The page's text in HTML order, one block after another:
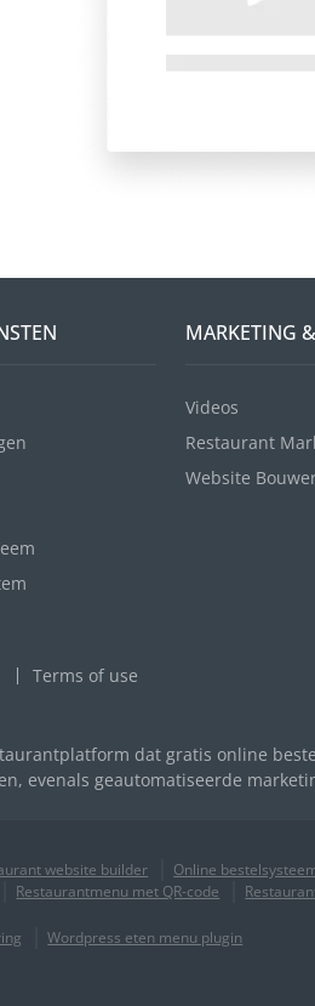
MARKETING
Videos
Restaurant
Website
Terms of use
dat gratis online
evenals geautomatiseerde
website builder Online
Restaurantmenu met QR-code
Wordpress eten menu plugin